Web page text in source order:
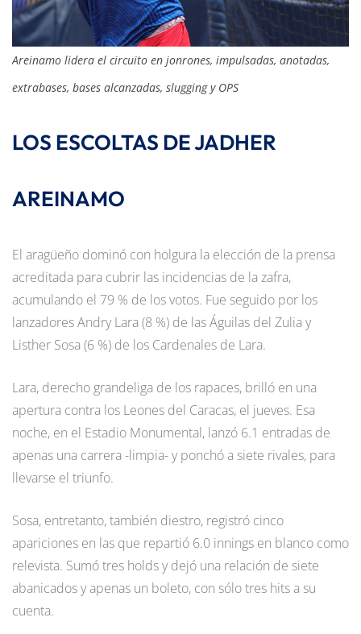
Areinamo lidera el circuito en jonrones, impulsadas, anotadas,
extrabases, bases alcanzadas, slugging y OPS
LOS ESCOLTAS DE JADHER
AREINAMO
El aragüeño dominó con holgura la elección de la prensa
acreditada para cubrir las incidencias de la zafra,
acumulando el 79 % de los votos. Fue seguido por los
lanzadores Andry Lara (8 %) de las Águilas del Zulia y
Listher Sosa (6 %) de los Cardenales de Lara.
Lara, derecho grandeliga de los rapaces, brilló en una
apertura contra los Leones del Caracas, el jueves. Esa
noche, en el Estadio Monumental, lanzó 6.1 entradas de
apenas una carrera -limpia- y ponchó a siete rivales, para
llevarse el triunfo.
Sosa, entretanto, también diestro, registró cinco
apariciones en las que repartió 6.0 innings en blanco como
relevista. Sumó tres holds y dejó una relación de siete
abanicados y apenas un boleto, con sólo tres hits a su
cuenta.